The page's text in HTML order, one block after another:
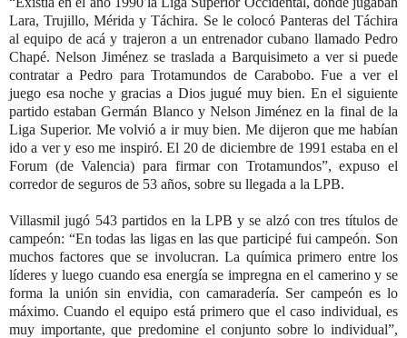
Lara, Trujillo, Mérida y Táchira. Se le colocó Panteras del Táchira
al equipo de acá y trajeron a un entrenador cubano llamado Pedro
Chapé. Nelson Jiménez se traslada a Barquisimeto a ver si puede
contratar a Pedro para Trotamundos de Carabobo. Fue a ver el
juego esa noche y gracias a Dios jugué muy bien. En el siguiente
partido estaban Germán Blanco y Nelson Jiménez en la final de la
Liga Superior. Me volvió a ir muy bien. Me dijeron que me habían
ido a ver y eso me inspiró. El 20 de diciembre de 1991 estaba en el
Forum (de Valencia) para firmar con Trotamundos”, expuso el
corredor de seguros de 53 años, sobre su llegada a la LPB.
Villasmil jugó 543 partidos en la LPB y se alzó con tres títulos de
campeón: “En todas las ligas en las que participé fui campeón. Son
muchos factores que se involucran. La química primero entre los
líderes y luego cuando esa energía se impregna en el camerino y se
forma la unión sin envidia, con camaradería. Ser campeón es lo
máximo. Cuando el equipo está primero que el caso individual, es
muy importante, que predomine el conjunto sobre lo individual”,